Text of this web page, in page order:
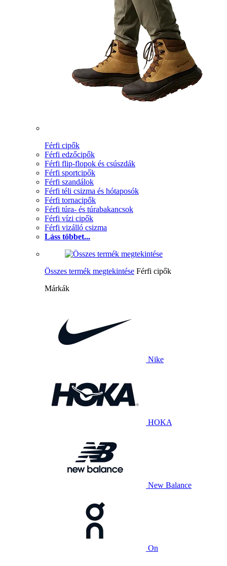
Férfi cipők
Férfi edzőcipők
Férfi flip-flopok és csúszdák
Férfi sportcipők
Férfi szandálok
Férfi téli csizma és hótaposók
Férfi tornacipők
Férfi túra- és túrabakancsok
Férfi vízi cipők
Férfi vizálló csizma
Láss többet...
Összes termék megtekintése Férfi cipők
Márkák
Nike
HOKA
New Balance
On